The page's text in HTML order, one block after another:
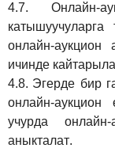
4.7.
Онлайн-
онлайн-аукцион
ичинде
4.8. Эгерде бир
онлайн-аукцион
учурда
аныкталат.